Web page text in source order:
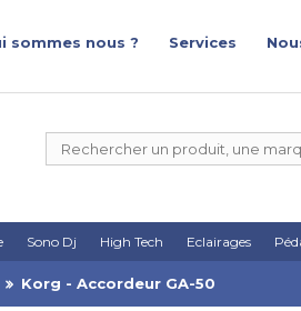
sommes nous ? Services
Sono Dj High Tech Eclairages
Korg - Accordeur GA-50